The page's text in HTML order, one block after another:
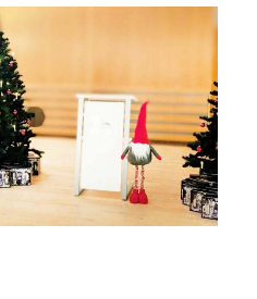
Winzerhäuser
Begegnungscafé:
Rund um den Apfel